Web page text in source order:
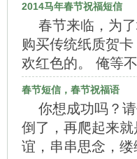
2014马年春节祝福短信
春节来临，为
购买传统纸质贺
欢红色的。 俺等
春节短信，春节祝福语
你想成功吗？
倒了，再爬起来
谊，串串思念，